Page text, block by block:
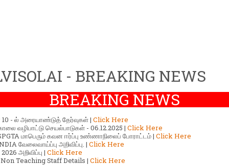
- BREAKING NEWS
BREAKING NEWS
10 - ல் அரையாண்டுத் தேர்வுகள் | Click Here
வழிபாட்டு செயல்பாடுகள் - 06.12.2025 | Click Here
மாபெரும் கவன ஈர்ப்பு உண்ணாநிலைப் போராட்டம் | Click Here
வேலைவாய்ப்பு அறிவிப்பு. | Click Here
அறிவிப்பு | Click Here
Non Teaching Staff Details | Click Here